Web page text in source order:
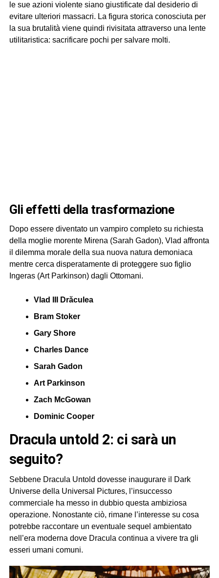
le sue azioni violente siano giustificate dal desiderio di
evitare ulteriori massacri. La figura storica conosciuta per
la sua brutalità viene quindi rivisitata attraverso una lente
utilitaristica: sacrificare pochi per salvare molti.
gli effetti della trasformazione
Dopo essere diventato un vampiro completo su richiesta
della moglie morente Mirena (Sarah Gadon), Vlad affronta
il dilemma morale della sua nuova natura demoniaca
mentre cerca disperatamente di proteggere suo figlio
Ingeras (Art Parkinson) dagli Ottomani.
Vlad III Drăculea
Bram Stoker
Gary Shore
Charles Dance
Sarah Gadon
Art Parkinson
Zach McGowan
Dominic Cooper
dracula untold 2: ci sarà un
seguito?
Sebbene Dracula Untold dovesse inaugurare il Dark
Universe della Universal Pictures, l’insuccesso
commerciale ha messo in dubbio questa ambiziosa
operazione. Nonostante ciò, rimane l’interesse su cosa
potrebbe raccontare un eventuale sequel ambientato
nell’era moderna dove Dracula continua a vivere tra gli
esseri umani comuni.